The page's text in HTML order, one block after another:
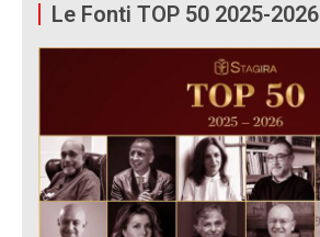
Le Fonti TOP 50 2025-2026